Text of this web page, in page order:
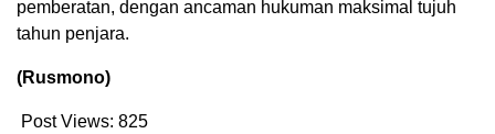
pemberatan, dengan ancaman hukuman maksimal tujuh
tahun penjara.
(Rusmono)
Post Views: 825